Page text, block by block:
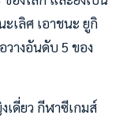
เลิศ เอาชนะ ยูกิ
างอันดับ 5 ของ
เดี่ยว กีฬาซีเกมส์